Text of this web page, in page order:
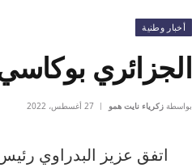
أخبار وطنية
الجزائري
بواسطة زكرياء نايت همو 27 أغسطس، 2022
اتفق عزيز البدراوي